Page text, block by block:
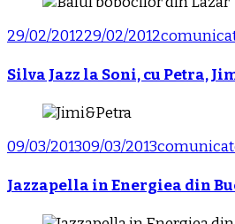
29/02/201229/02/2012
Silva Jazz la Soni, cu Petra,
09/03/201309/03/2013
Jazzapella in Energiea din